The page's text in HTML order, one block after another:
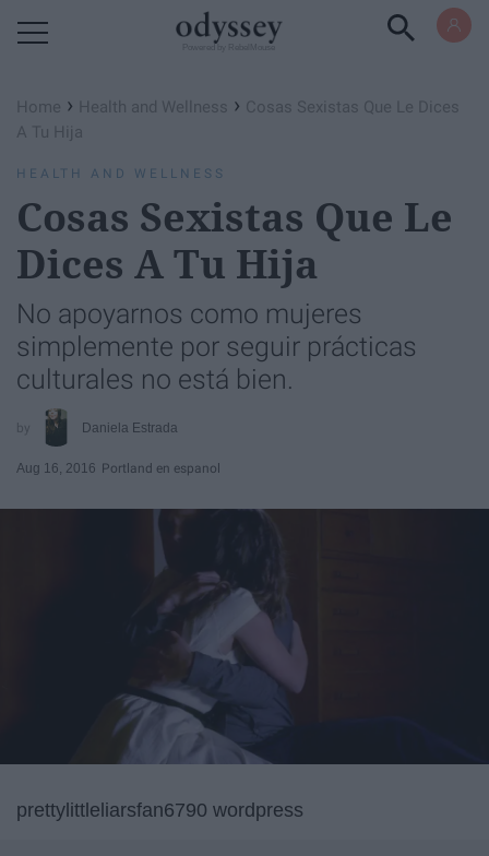
Home › Health and Wellness › Cosas Sexistas Que Le Dices
A Tu Hija
HEALTH AND WELLNESS
Cosas Sexistas Que Le
Dices A Tu Hija
No apoyarnos como mujeres
simplemente por seguir prácticas
culturales no está bien.
Daniela Estrada
Aug 16, 2016 Portland en espanol
prettylittleliarsfan6790 wordpress